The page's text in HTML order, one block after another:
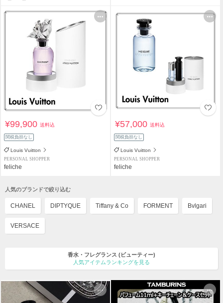
¥99,900送料込
関税負担なし
Louis Vuitton
PERSONAL SHOPPER
feliche
¥57,000送料込
関税負担なし
Louis Vuitton
PERSONAL SHOPPER
feliche
人気のブランドで絞り込む
CHANEL DIPTYQUE Tiffany & Co FORMENT Bvlgari
VERSACE
香水・フレグランス (ビューティー)
人気アイテムランキングを見る